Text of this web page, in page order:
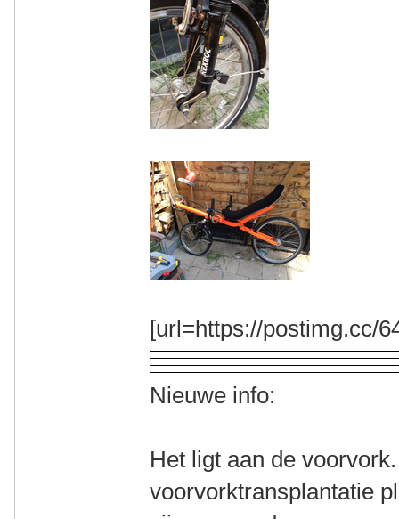
[url=https://postimg.cc/
Nieuwe info:
Het ligt aan de
voorvorktransplantatie